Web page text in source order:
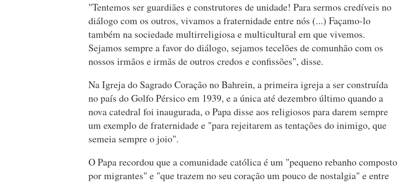
"Tentemos ser guardiães e construtores de unidade! Para sermos credíveis no
diálogo com os outros, vivamos a fraternidade entre nós (...) Façamo-lo
também na sociedade multirreligiosa e multicultural em que vivemos.
Sejamos sempre a favor do diálogo, sejamos tecelões de comunhão com os
nossos irmãos e irmãs de outros credos e confissões", disse.
Na Igreja do Sagrado Coração no Bahrein, a primeira igreja a ser construída
no país do Golfo Pérsico em 1939, e a única até dezembro último quando a
nova catedral foi inaugurada, o Papa disse aos religiosos para darem sempre
um exemplo de fraternidade e "para rejeitarem as tentações do inimigo, que
semeia sempre o joio".
O Papa recordou que a comunidade católica é um "pequeno rebanho composto
por migrantes" e "que trazem no seu coração um pouco de nostalgia" e entre